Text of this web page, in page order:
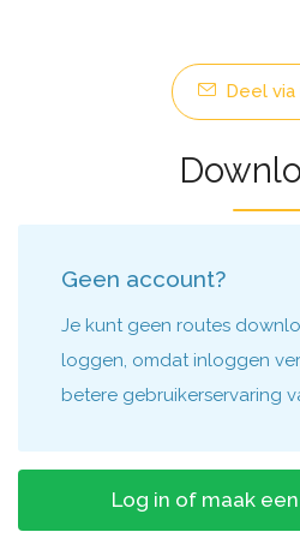
Deel via
Geen account?
Je kunt geen routes
loggen, omdat inloggen
betere gebruikerservaring
Log in of maak